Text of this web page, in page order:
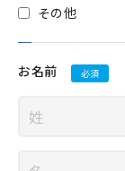
その他
お名前 必須